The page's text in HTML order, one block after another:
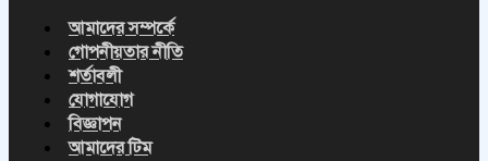
আমাদের সম্পর্কে
গোপনীয়তার নীতি
শর্তাবলী
যোগাযোগ
বিজ্ঞাপন
আমাদের টিম